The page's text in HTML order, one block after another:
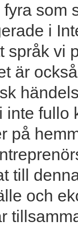
som
i
språk vi
är
inte fullo
på
till
och